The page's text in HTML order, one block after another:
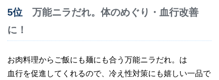
5位 万能ニラだれ。体のめぐり・血行改善
に！
お肉料理からご飯にも麺にも合う万能ニラだれ。は
血行を促進してくれるので、冷え性対策にも嬉しい一品で